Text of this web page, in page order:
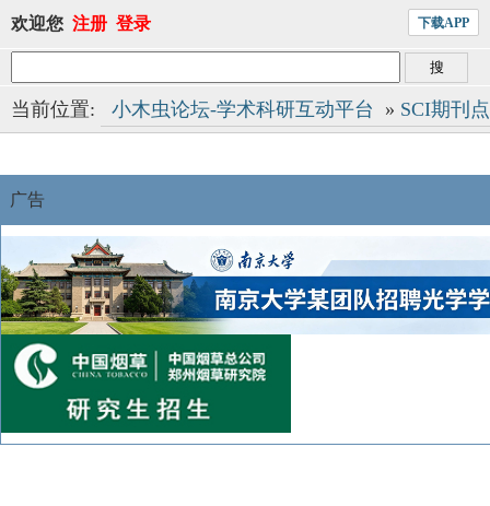
欢迎您 注册 登录 下载APP
当前位置: 小木虫论坛-学术科研互动平台 » SCI期刊
广告